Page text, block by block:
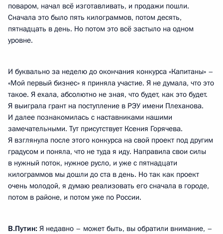
поваром, начал всё изготавливать, и продажи пошли.
Сначала это было пять килограммов, потом десять,
пятнадцать в день. Но потом это всё застыло на одном
уровне.
И буквально за неделю до окончания конкурса «Капитаны» –
«Мой первый бизнес» я приняла участие. Я не думала, что это
такое. Я ехала, абсолютно не зная, что будет, как это будет.
Я выиграла грант на поступление в РЭУ имени Плеханова.
И далее познакомилась с наставниками нашими
замечательными. Тут присутствует Ксения Горячева.
Я взглянула после этого конкурса на свой проект под другим
градусом и поняла, что не туда я иду. Направила свои силы
в нужный поток, нужное русло, и уже с пятнадцати
килограммов мы дошли до ста в день. Но так как проект
очень молодой, я думаю реализовать его сначала в городе,
потом в районе, и потом уже по России.
В.Путин: Я недавно – может быть, вы обратили внимание, –